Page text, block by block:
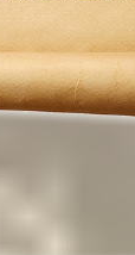
Relatie